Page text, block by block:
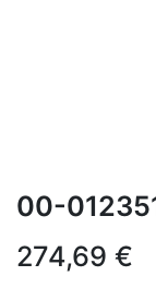
00-
274,69 €